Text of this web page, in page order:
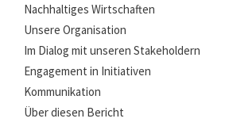
Nachhaltiges Wirtschaften
Unsere Organisation
Im Dialog mit unseren Stakeholdern
Engagement in Initiativen
Kommunikation
Über diesen Bericht